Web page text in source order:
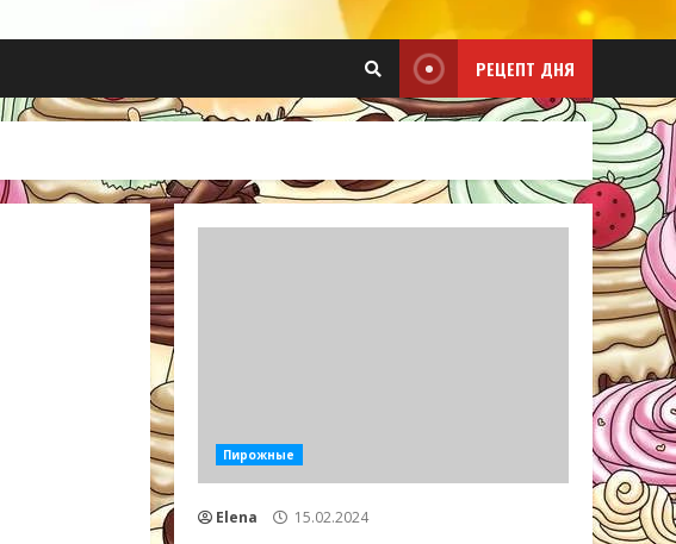
РЕЦЕПТ ДНЯ
Пирожные
Elena 15.02.2024